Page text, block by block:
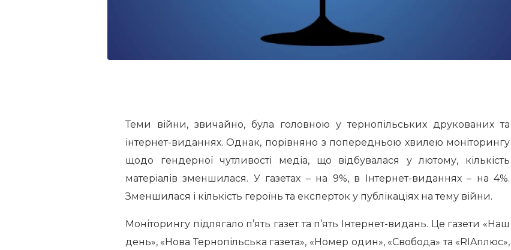
Теми війни, звичайно, була головною у тернопільських друкованих та
інтернет-виданнях. Однак, порівняно з попередньою хвилею моніторингу
щодо гендерної чутливості медіа, що відбувалася у лютому, кількість
матеріалів зменшилася. У газетах – на 9%, в Інтернет-виданнях – на 4%.
Зменшилася і кількість героїнь та експерток у публікаціях на тему війни.
Моніторингу підлягало п’ять газет та п’ять Інтернет-видань. Це газети «Наш
день», «Нова Тернопільська газета», «Номер один», «Свобода» та «RIAплюс»,